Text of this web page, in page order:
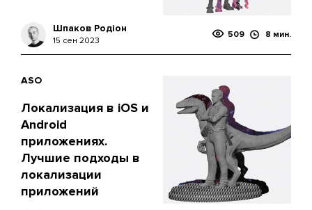
Шпаков Родіон
15 сен 2023
509 8 мин.
ASO
Локализация в iOS и
Android
приложениях.
Лучшие подходы в
локализации
приложений